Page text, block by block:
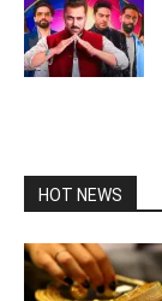
HOT NEWS